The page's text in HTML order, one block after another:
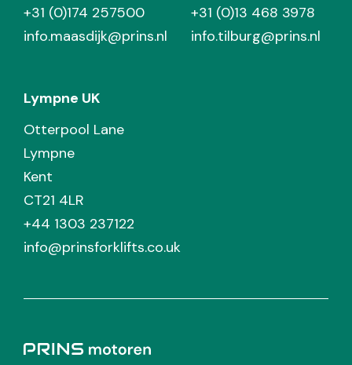
+31 (0)174 257500
info.maasdijk@prins.nl
+31 (0)13 468 3978
info.tilburg@prins.nl
Lympne UK
Otterpool Lane
Lympne
Kent
CT21 4LR
+44 1303 237122
info@prinsforklifts.co.uk